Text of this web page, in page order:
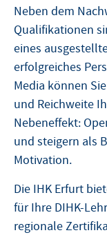
Neben dem
Qualifikationen
eines
erfolgreiches
Media können
und Reichweite
Nebeneffekt:
und steigern als
Motivation.
Die IHK Erfurt
für Ihre DIHK-
regionale